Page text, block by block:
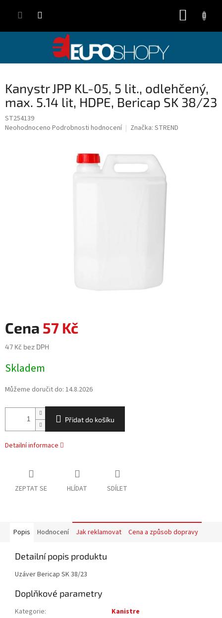
Kanystr JPP KL-05, 5 lit., odlehčený,
max. 5.14 lit, HDPE, Bericap SK 38/23
ST254139
Průměrné
Neohodnoceno Podrobnosti hodnocení Značka: STREND
57 Kč
47 Kč bez DPH
cena:
Skladem
Můžeme doručit do: 14.8.2026
Přidat do košíku
Detailní informace
ZEPTAT SE HLÍDAT SDÍLET
Popis Hodnocení Jak reklamovat Cena a způsob dopravy
Detailní popis produktu
Uzáver Bericap SK 38/23
Doplňkové parametry
Kategorie:
Kanistre